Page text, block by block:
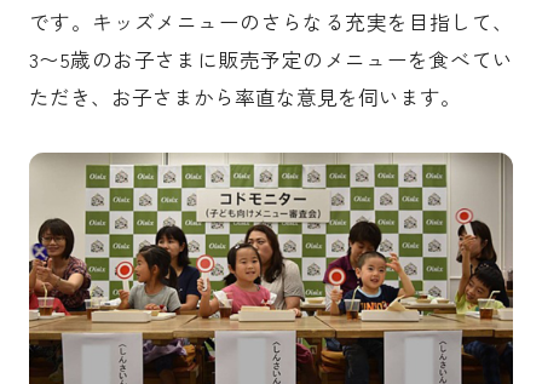
です。キッズメニューのさらなる充実を目指して、
3〜5歳のお子さまに販売予定のメニューを食べてい
ただき、お子さまから率直な意見を伺います。